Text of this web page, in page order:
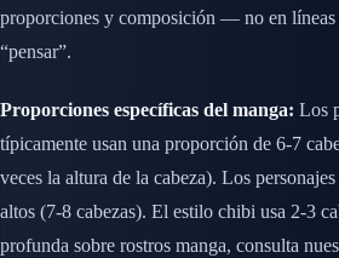
proporciones y composición — no en líneas
“pensar”.
Proporciones específicas del manga: Los
típicamente usan una proporción de 6-7
veces la altura de la cabeza). Los
altos (7-8 cabezas). El estilo chibi usa 2-3
profunda sobre rostros manga, consulta